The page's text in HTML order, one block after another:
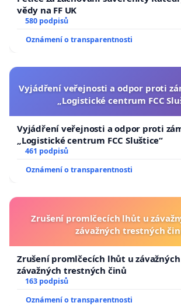
vědy na FF UK
580 podpisů
Oznámení o transparentnosti
Vyjádření veřejnosti a odpor proti
„Logistické centrum FCC
Vyjádření veřejnosti a odpor proti
„Logistické centrum FCC Sluštice“
461 podpisů
Oznámení o transparentnosti
Zrušení promlčecích lhůt u
závažných trestných
Zrušení promlčecích lhůt u
závažných trestných činů
163 podpisů
Oznámení o transparentnosti